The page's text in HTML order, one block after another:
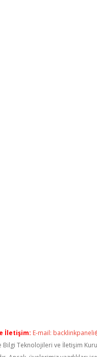
İletişim: E-mail:
Bilgi Teknolojileri ve İletişim